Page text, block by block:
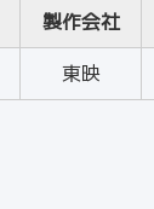
製作会社
東映